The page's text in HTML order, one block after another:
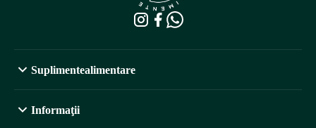
Suplimentealimentare
Informaţii